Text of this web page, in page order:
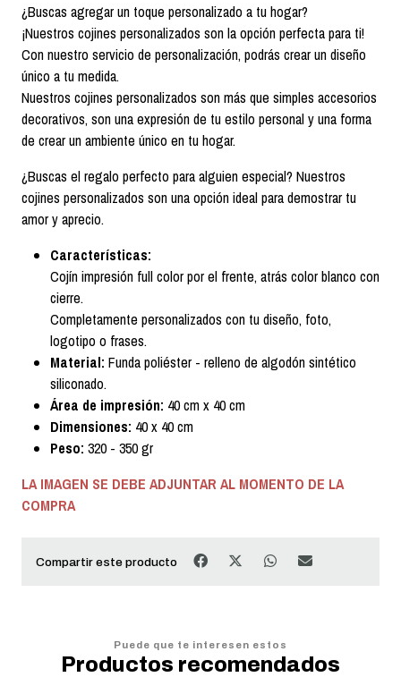
¿Buscas agregar un toque personalizado a tu hogar?
¡Nuestros cojines personalizados son la opción perfecta para ti!
Con nuestro servicio de personalización, podrás crear un diseño
único a tu medida.
Nuestros cojines personalizados son más que simples accesorios
decorativos, son una expresión de tu estilo personal y una forma
de crear un ambiente único en tu hogar.
¿Buscas el regalo perfecto para alguien especial? Nuestros
cojines personalizados son una opción ideal para demostrar tu
amor y aprecio.
Características:
Cojín impresión full color por el frente, atrás color blanco con
cierre.
Completamente personalizados con tu diseño, foto,
logotipo o frases.
Material: Funda poliéster - relleno de algodón sintético
siliconado.
Área de impresión: 40 cm x 40 cm
Dimensiones: 40 x 40 cm
Peso: 320 - 350 gr
LA IMAGEN SE DEBE ADJUNTAR AL MOMENTO DE LA
COMPRA
Compartir este producto
Puede que te interesen estos
Productos recomendados